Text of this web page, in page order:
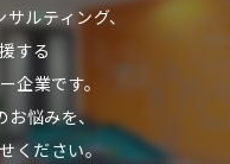
ルティング、
する
企業です。
お悩みを、
ください。